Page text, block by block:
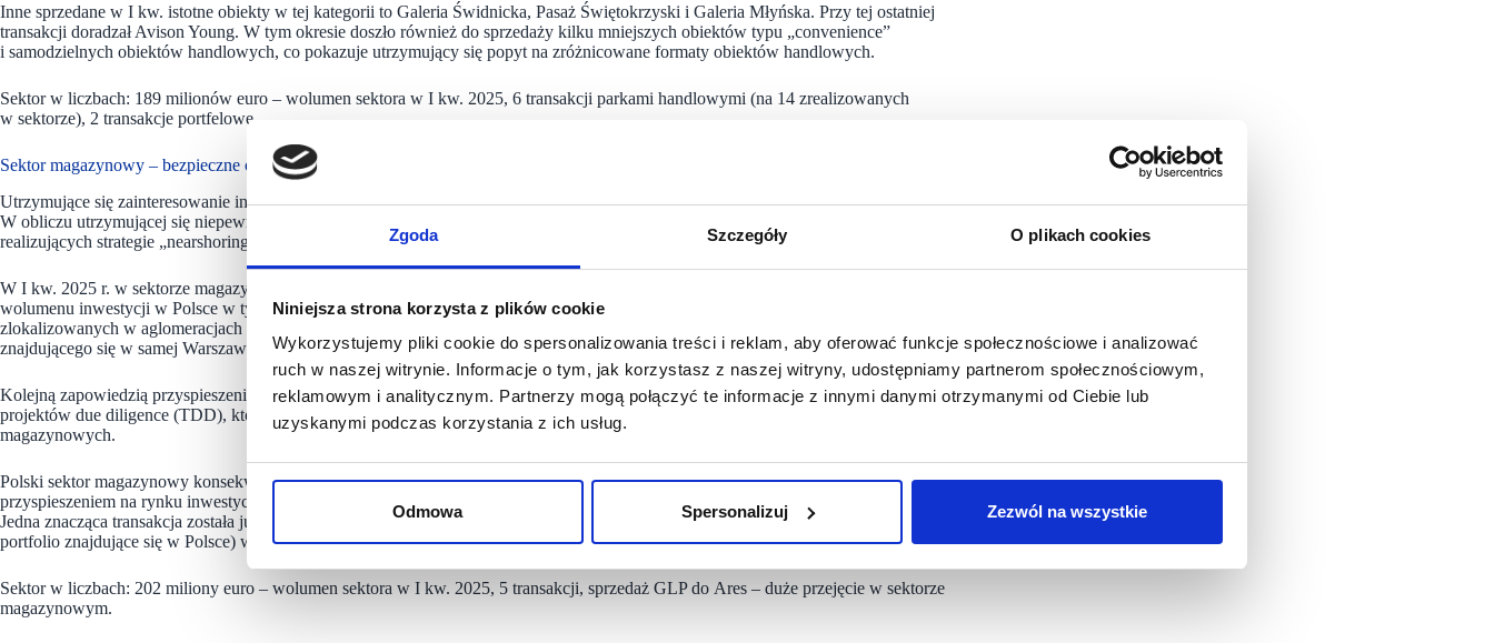
Zgoda Szczegóły O plikach cookies
Niniejsza strona korzysta z plików cookie
Wykorzystujemy pliki cookie do spersonalizowania treści i reklam, aby oferować funkcje społecznościowe i analizować
ruch w naszej witrynie. Informacje o tym, jak korzystasz z naszej witryny, udostępniamy partnerom społecznościowym,
reklamowym i analitycznym. Partnerzy mogą połączyć te informacje z innymi danymi otrzymanymi od Ciebie lub
uzyskanymi podczas korzystania z ich usług.
Odmowa Spersonalizuj Zezwól na wszystkie
Inne sprzedane w I kw. istotne obiekty w tej kategorii to Galeria Świdnicka, Pasaż Świętokrzyski i Galeria Młyńska. Przy tej ostatniej
transakcji doradzał Avison Young. W tym okresie doszło również do sprzedaży kilku mniejszych obiektów typu „convenience”
i samodzielnych obiektów handlowych, co pokazuje utrzymujący się popyt na zróżnicowane formaty obiektów handlowych.
Sektor w liczbach: 189 milionów euro – wolumen sektora w I kw. 2025, 6 transakcji parkami handlowymi (na 14 zrealizowanych
w sektorze), 2 transakcje portfelowe.
Sektor magazynowy – bezpieczne opcje
Utrzymujące się zainteresowanie inwestorów aktywami magazynowymi sygnalizuje dalsze przyspieszenie w tym segmencie rynku.
W obliczu utrzymującej się niepewności geopolitycznej, Polska wyróżnia się jako strategiczne miejsce dla inwestorów zagranicznych
realizujących strategie „nearshoringu”, co wskazuje na silny i długotrwały potencjał wzrostu dla sektora.
W I kw. 2025 r. w sektorze magazynowym zrealizowano 5 transakcji o łącznej wartości 202 mln euro, co stanowiło 29% całkowitego
wolumenu inwestycji w Polsce w tym okresie. Transakcje dotyczyły wielkopowierzchniowych obiektów logistycznych typu big-box
zlokalizowanych w aglomeracjach trójmiejskiej i warszawskiej, a także nowoczesnego obiektu logistycznego i chłodniczego
znajdującego się w samej Warszawie.
Kolejną zapowiedzią przyspieszenia w tym sektorze może być liczba realizowanych przez nasz zespół doradztwa technicznego
projektów due diligence (TDD), które poprzedzają transakcje. A obecnie większość z nich przygotowywana jest dla obiektów
magazynowych.
Polski sektor magazynowy konsekwentnie pozostaje silny, nawet w trudnych czasach. Dlatego też, wraz z wyczekiwanym większym
przyspieszeniem na rynku inwestycyjnym, spodziewamy się rosnącej liczby transakcji portfelowych, a także transakcji fuzji i przejęć.
Jedna znacząca transakcja została już sfinalizowana – GLP sprzedał swoje aktywa magazynowe do Ares Management (w tym duże
portfolio znajdujące się w Polsce) w ramach globalnej transakcji typu M&A.
Sektor w liczbach: 202 miliony euro – wolumen sektora w I kw. 2025, 5 transakcji, sprzedaż GLP do Ares – duże przejęcie w sektorze
magazynowym.